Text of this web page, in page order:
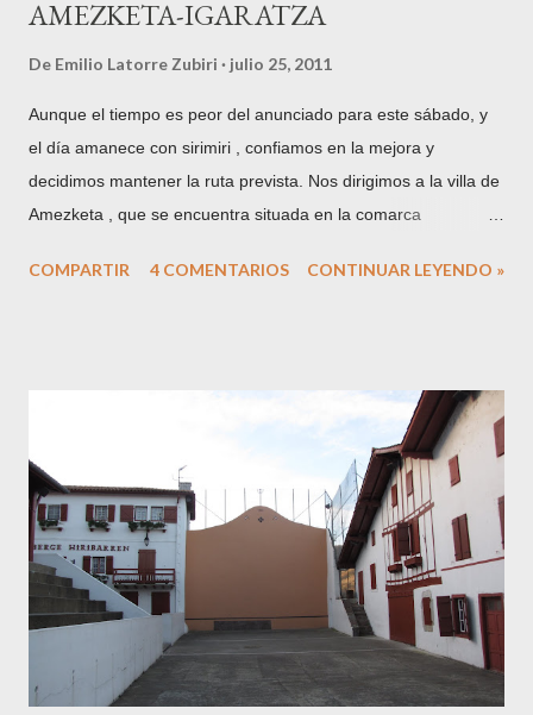
AMEZKETA-IGARATZA
De Emilio Latorre Zubiri julio 25, 2011
Aunque el tiempo es peor del anunciado para este sábado, y
el día amanece con sirimiri , confiamos en la mejora y
decidimos mantener la ruta prevista. Nos dirigimos a la villa de
Amezketa , que se encuentra situada en la comarca
los puntos más habituales para adentrarse en la Sierra de
ascensión a Ganbo , por lo que dejo el enlace de la entrada
que dediqué a esta emblemática cumbre de la sierra. Una vez
más utilizo para ilustrar este punto el excelente archivo de
fotografías de la Diputación Foral de Gipuzkoa , custodiadas
en Tolosa y recogidas en la red al alcance del público en
general en Gure Gipuzkoa para ilustrar este punto. En este
caso se trata de una fotografía de Indalecio Ojanguren ,
fechada en 1954 , con Txindoki nevado al fondo...
COMPARTIR 4 COMENTARIOS CONTINUAR LEYENDO »